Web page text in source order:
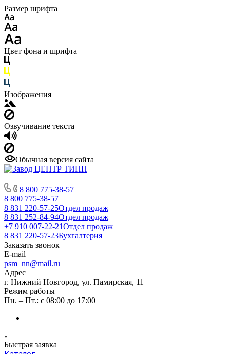
Размер шрифта
Цвет фона и шрифта
Изображения
Озвучивание текста
Обычная версия сайта
8 800 775-38-57
8 800 775-38-57
8 831 220-57-25Отдел продаж
8 831 252-84-94Отдел продаж
+7 910 007-22-21Отдел продаж
8 831 220-57-23Бухгалтерия
Заказать звонок
E-mail
psm_nn@mail.ru
Адрес
г. Нижний Новгород, ул. Памирская, 11
Режим работы
Пн. – Пт.: с 08:00 до 17:00
Быстрая заявка